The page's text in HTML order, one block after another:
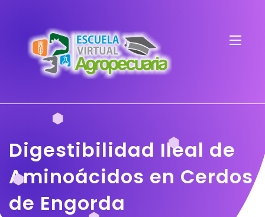
Digestibilidad Ileal de
Aminoácidos en Cerdos
de Engorda